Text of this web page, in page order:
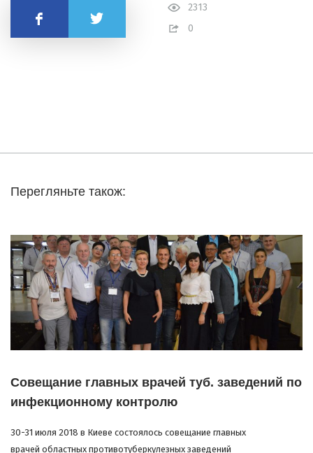
2313
0
Поделиться
Перегляньте також:
Совещание главных врачей туб. заведений по
инфекционному контролю
30-31 июля 2018 в Киеве состоялось совещание главных
врачей областных противотуберкулезных заведений